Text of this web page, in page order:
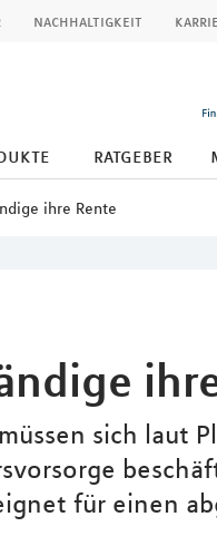
nachhaltigkeit
ratgeber
ihre Rente
sich laut
für einen